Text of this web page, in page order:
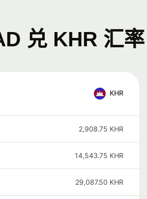
兑 KHR 汇率
KHR
2,908.75 KHR
14,543.75 KHR
29,087.50 KHR